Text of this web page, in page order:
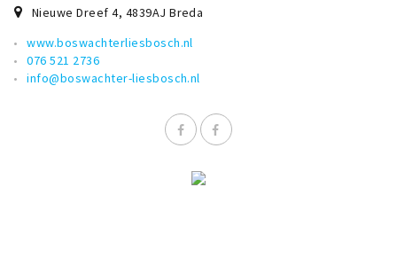
Nieuwe Dreef 4, 4839AJ Breda
www.boswachterliesbosch.nl
076 521 2736
info@boswachter-liesbosch.nl